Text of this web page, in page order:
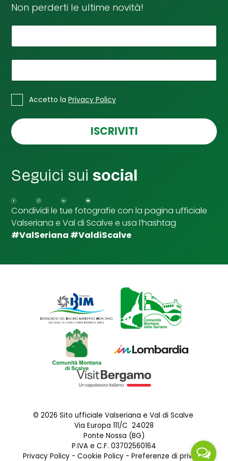
Non perderti le ultime novità!
u
o
u
C
a
e
l
i
p
u
n
t
a
* Accetto la Privacy Policy
ISCRIVITI
Seguici suisocial
Condividi le tue fotografie con la pagina ufficiale
Valseriana e Val di Scalve e usa l’hashtag
#ValSeriana #ValdiScalve
© 2026 Sito ufficiale Valseriana e Val di Scalve
Via Europa 111/C 24028
Ponte Nossa (BG)
P.IVA e C.F. 03702560164
Privacy Policy - Cookie Policy - Preferenze di privacy